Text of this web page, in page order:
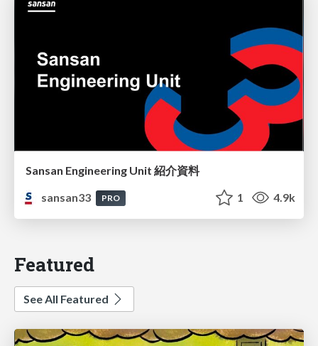
Sansan Engineering Unit 紹介資料
sansan33
PRO 1 4.9k
Featured
See All Featured